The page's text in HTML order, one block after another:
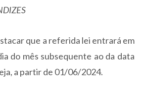
que a referida lei entrará em
do mês subsequente ao da data
a partir de 01/06/2024.